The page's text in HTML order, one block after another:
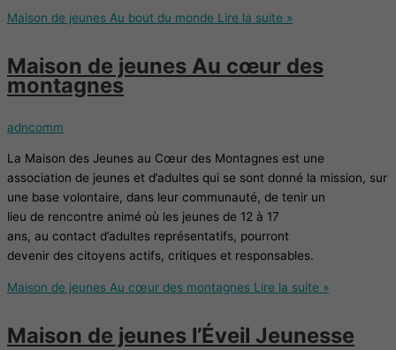
Maison de jeunes Au bout du monde Lire la suite »
Maison de jeunes Au cœur des
montagnes
adncomm
La Maison des Jeunes au Cœur des Montagnes est une
association de jeunes et d’adultes qui se sont donné la mission, sur
une base volontaire, dans leur communauté, de tenir un
lieu de rencontre animé où les jeunes de 12 à 17
ans, au contact d’adultes représentatifs, pourront
devenir des citoyens actifs, critiques et responsables.
Maison de jeunes Au cœur des montagnes Lire la suite »
Maison de jeunes l’Éveil Jeunesse